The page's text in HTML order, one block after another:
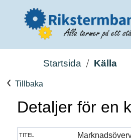
Startsida Källa
Tillbaka
Detaljer för en
titel